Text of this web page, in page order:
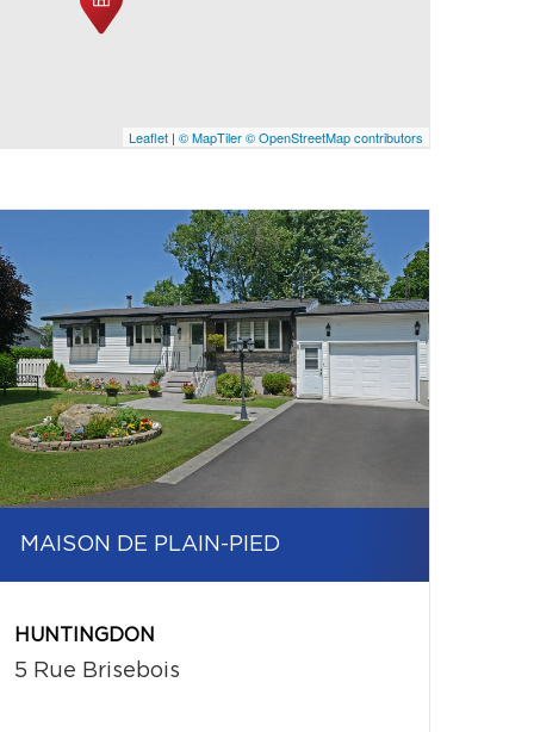
Leaflet | © MapTiler© OpenStreetMap contributors
MAISON DE PLAIN-PIED
HUNTINGDON
5 Rue Brisebois